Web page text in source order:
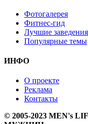
Фотогалерея
Фитнес-гид
Лучшие заведения
Популярные темы
ИНФО
О проекте
Реклама
Контакты
© 2005-2023